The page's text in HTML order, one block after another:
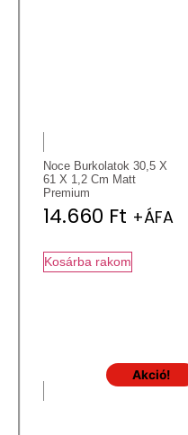
Noce Burkolatok 30,5 X
61 X 1,2 Cm Matt
Premium
14.660 Ft +ÁFA
Kosárba rakom
Akció!